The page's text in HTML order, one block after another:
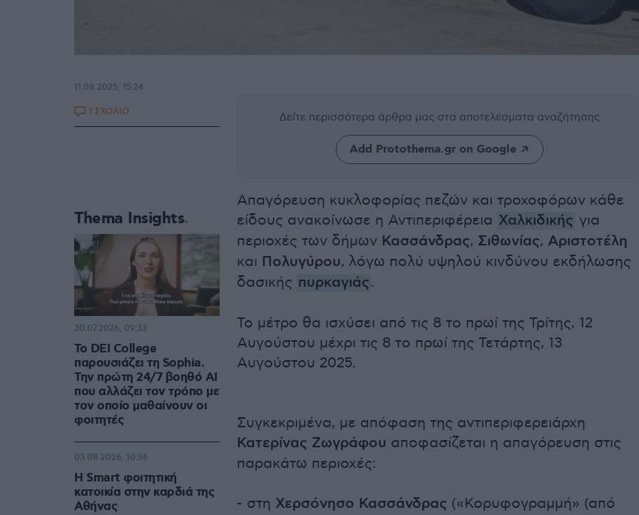
Δείτε περισσότερα άρθρα μας στα αποτελέσματα αναζήτησης
Add Protothema.gr on Google
Απαγόρευση κυκλοφορίας πεζών και τροχοφόρων κάθε
είδους ανακοίνωσε η Αντιπεριφέρεια Χαλκιδικής για
περιοχές των δήμων Κασσάνδρας, Σιθωνίας, Αριστοτέλη
και Πολυγύρου, λόγω πολύ υψηλού κινδύνου εκδήλωσης
δασικής πυρκαγιάς.
Το μέτρο θα ισχύσει από τις 8 το πρωί της Τρίτης, 12
Αυγούστου μέχρι τις 8 το πρωί της Τετάρτης, 13
Αυγούστου 2025.
Συγκεκριμένα, με απόφαση της αντιπεριφερειάρχη
Κατερίνας Ζωγράφου αποφασίζεται η απαγόρευση στις
παρακάτω περιοχές:
- στη Χερσόνησο Κασσάνδρας («Κορυφογραμμή» (από
11.08.2025, 15:24
1 ΣΧΟΛΙΟ
Thema Insights
Το DEI College
παρουσιάζει τη Sophia.
Την πρώτη 24/7 βοηθό AI
που αλλάζει τον τρόπο με
τον οποίο μαθαίνουν οι
φοιτητές
30.07.2026, 09:33
Η Smart φοιτητική
κατοικία στην καρδιά της
Αθήνας
03.08.2026, 10:56